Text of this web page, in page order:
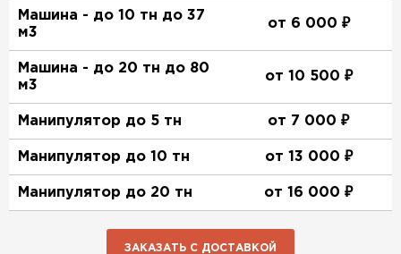
Машина - до 10 тн до 37
м3
от 6 000 ₽
Машина - до 20 тн до 80
м3
от 10 500 ₽
Манипулятор до 5 тн от 7 000 ₽
Манипулятор до 10 тн от 13 000 ₽
Манипулятор до 20 тн от 16 000 ₽
ЗАКАЗАТЬ С ДОСТАВКОЙ